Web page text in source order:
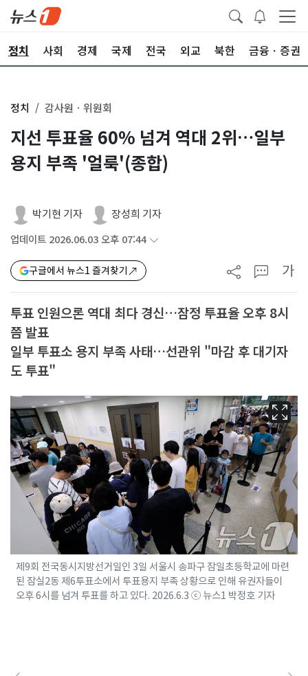
정치 사회 경제 국제 전국 외교 북한 금융ㆍ증권
정치 감사원ㆍ위원회
지선 투표율 60% 넘겨 역대 2위…일부
용지 부족 '얼룩'(종합)
박기현 기자 장성희 기자
업데이트 2026.06.03 오후 07:44
구글에서 뉴스1 즐겨찾기 가
투표 인원으론 역대 최다 경신…잠정 투표율 오후 8시
쯤 발표
일부 투표소 용지 부족 사태…선관위 "마감 후 대기자
도 투표"
제9회 전국동시지방선거일인 3일 서울시 송파구 잠일초등학교에 마련
된 잠실2동 제6투표소에서 투표용지 부족 상황으로 인해 유권자들이
오후 6시를 넘겨 투표를 하고 있다. 2026.6.3 ⓒ 뉴스1 박정호 기자